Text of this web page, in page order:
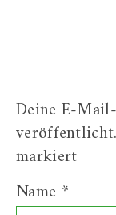
Deine E-
veröffentlicht.
markiert
Name *